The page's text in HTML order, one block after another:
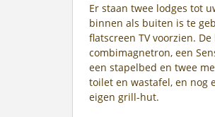
Er staan twee lodges tot
binnen als buiten is te
flatscreen TV voorzien.
combimagnetron, een
een stapelbed en twee
toilet en wastafel, en nog
eigen grill-hut.